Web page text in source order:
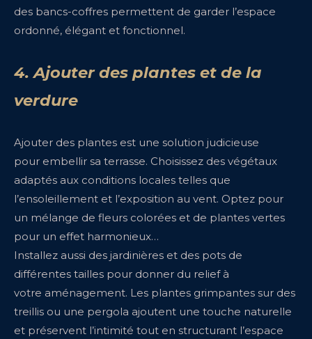
des bancs-coffres permettent de garder l’espace
ordonné, élégant et fonctionnel.
4. Ajouter des plantes et de la
verdure
Ajouter des plantes est une solution judicieuse
pour embellir sa terrasse. Choisissez des végétaux
adaptés aux conditions locales telles que
l’ensoleillement et l’exposition au vent. Optez pour
un mélange de fleurs colorées et de plantes vertes
pour un effet harmonieux…
Installez aussi des jardinières et des pots de
différentes tailles pour donner du relief à
votre aménagement. Les plantes grimpantes sur des
treillis ou une pergola ajoutent une touche naturelle
et préservent l’intimité tout en structurant l’espace